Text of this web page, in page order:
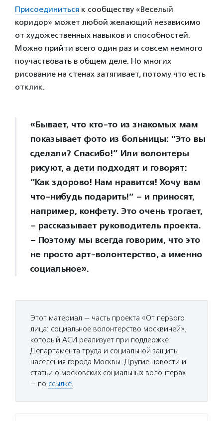
Присоединиться к сообществу «Веселый
коридор» может любой желающий независимо
от художественных навыков и способностей.
Можно прийти всего один раз и совсем немного
поучаствовать в общем деле. Но многих
рисование на стенах затягивает, потому что есть
отклик.
«Бывает, что кто-то из знакомых мам
показывает фото из больницы: “Это вы
сделали? Спасибо!” Или волонтеры
рисуют, а дети подходят и говорят:
“Как здорово! Нам нравится! Хочу вам
что-нибудь подарить!” – и приносят,
например, конфету. Это очень трогает,
– рассказывает руководитель проекта.
– Поэтому мы всегда говорим, что это
не просто арт-волонтерство, а именно
социальное».
Этот материал — часть проекта «От первого
лица: социальное волонтерство москвичей»,
который АСИ реализует при поддержке
Департамента труда и социальной защиты
населения города Москвы. Другие новости и
статьи о московских социальных волонтерах
— по ссылке.